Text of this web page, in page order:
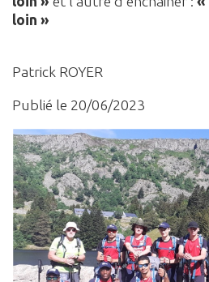
loin »
Patrick ROYER
Publié le 20/06/2023